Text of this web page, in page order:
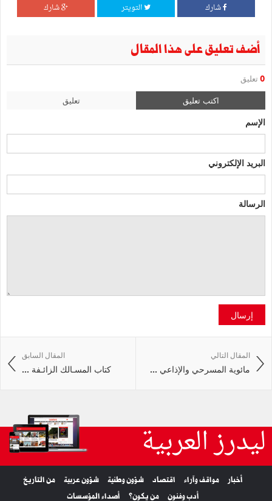
شارك التويتر شارك
أضف تعليق على هذا المقال
0 تعليق
اكتب تعليق تعليق
الإسم
البريد الإلكتروني
الرسالة
إرسال
المقال السابق
كتاب المسـالك الزائـفة ...
المقال التالي
مائوية المسرحي والإذاعي ...
ليدرز العربية
أخبار مواقف وآراء اقتصاد شؤون وطنية شؤون عربية
من التاريخ
أدب وفنون
من يكون؟ أصداء المؤسسات